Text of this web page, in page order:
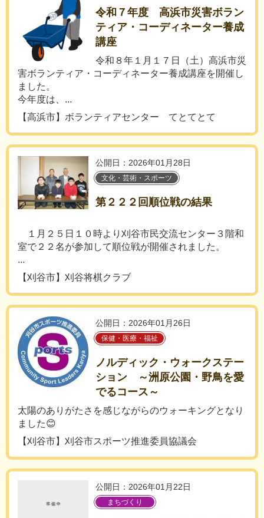
令和７年度 高浜市災害ボラン
ティア・コーディネーター養成
講座
令和８年１月１７日（土）高浜市災
害ボランティア・コーディネーター養成講座を開催し
ました。
今年度は、...
【高浜市】ボランティアセンター てとてとて
公開日：2026年01月28日
文化・芸術・スポーツ
第２２２回順位戦の結果
１月２５日１０時より刈谷市民交流センター３階和
室で２２名が参加して順位戦が開催されました。
...
【刈谷市】刈谷将棋クラブ
公開日：2026年01月26日
保健・医療・福祉
ノルディック・ウォークステー
ション ～洲原公園・野鳥を愛
でるコース～
太陽のありがたさを感じながらのウォーキングとなり
ました😊
【刈谷市】刈谷市スポーツ推進委員協議会
公開日：2026年01月22日
まちづくり